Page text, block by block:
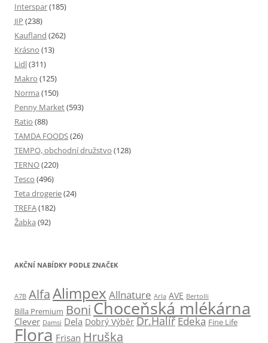
Interspar(185)
JIP (238)
Kaufland (262)
Krásno (13)
Lidl(311)
Makro (125)
Norma (150)
Penny Market(593)
Ratio (88)
TAMDA FOODS(26)
TEMPO, obchodní družstvo (128)
TERNO(220)
Tesco (496)
Teta drogerie(24)
TREFA(182)
Žabka (92)
AKČNÍ NABÍDKY PODLE ZNAČEK
A7B AlfaAlimpex Allnature Arla AVE Bertolli
Billa Premium BoniChoceňská mlékárna
Clever Damsi Dela Dobrý Výběr Dr.HalířEdeka Fine Life
Flora Frisan Hruška